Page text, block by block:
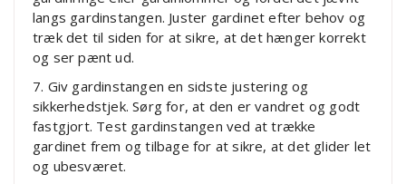
langs gardinstangen. Juster gardinet efter behov og
træk det til siden for at sikre, at det hænger korrekt
og ser pænt ud.
7. Giv gardinstangen en sidste justering og
sikkerhedstjek. Sørg for, at den er vandret og godt
fastgjort. Test gardinstangen ved at trække
gardinet frem og tilbage for at sikre, at det glider let
og ubesværet.